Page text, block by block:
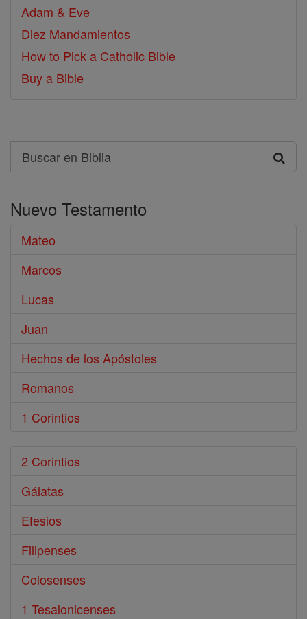
Adam & Eve
Diez Mandamientos
How to Pick a Catholic Bible
Buy a Bible
Search
Buscar
Biblia
Nuevo Testamento
Mateo
Marcos
Lucas
Juan
Hechos de los Apóstoles
Romanos
1 Corintios
2 Corintios
Gálatas
Efesios
Filipenses
Colosenses
1 Tesalonicenses